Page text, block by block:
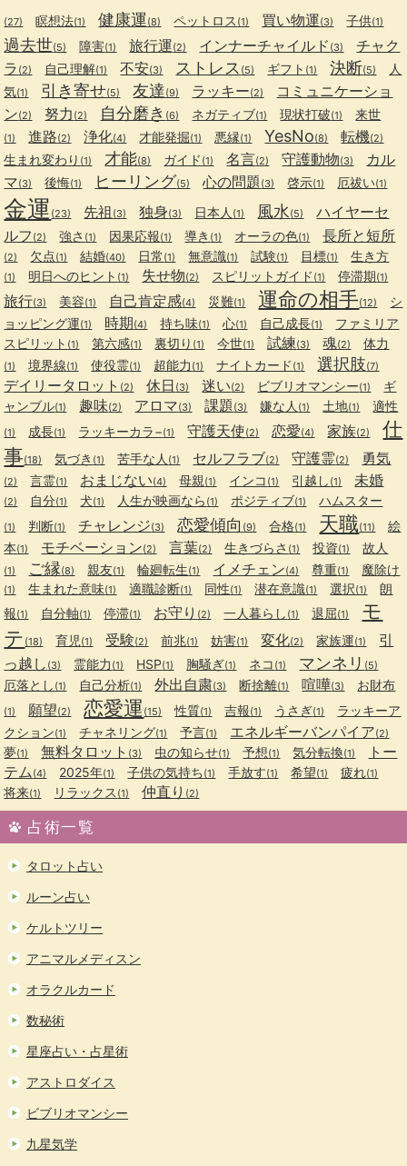
(27) 瞑想法(1) 健康運(8) ペットロス (1) 買い物運(3) 子供(1)
過去世(5) 障害(1) 旅行運(2) インナーチャイルド (3)
チャク
ラ (2) 自己理解(1) 不安(3) ストレス (5) ギフト (1) 決断(5)
人
気(1) 引き寄せ(5) 友達 (9) ラッキー(2)
コミュニケーショ
ン(2) 努力 (2) 自分磨き (6) ネガティブ(1) 現状打破(1) 来世
(1) 進路(2) 浄化(4) 才能発掘(1) 悪縁(1) YesNo(8) 転機(2)
生まれ変わり (1) 才能(8) ガイド (1) 名言(2) 守護動物(3)
カル
マ(3) 後悔(1) ヒーリング(5) 心の問題(3) 啓示(1) 厄祓い(1)
金運 (23) 先祖 (3) 独身(3) 日本人 (1) 風水(5)
ハイヤーセ
ルフ (2) 強さ (1) 因果応報(1) 導き (1) オーラの色(1) 長所と短所
(2) 欠点(1) 結婚(40) 日常 (1) 無意識(1) 試験(1) 目標(1) 生き方
(1) 明日へのヒント (1) 失せ物(2) スピリットガイド (1) 停滞期(1)
旅行(3) 美容(1) 自己肯定感(4) 災難(1) 運命の相手(12)
シ
ョッピング運(1) 時期(4) 持ち味(1) 心(1) 自己成長(1)
ファミリア
スピリット (1) 第六感(1) 裏切り (1) 今世(1) 試練(3) 魂(2) 体力
(1) 境界線(1) 使役霊(1) 超能力 (1) ナイトカード (1) 選択肢(7)
デイリータロット (2) 休日 (3) 迷い(2) ビブリオマンシー(1)
ギ
ャンブル(1) 趣味(2) アロマ(3) 課題(3) 嫌な人 (1) 土地(1) 適性
(1) 成長(1) ラッキーカラ−(1) 守護天使(2) 恋愛(4) 家族(2)
仕
事(18) 気づき (1) 苦手な人 (1) セルフラブ(2) 守護霊(2) 勇気
(2) 言霊(1) おまじない(4) 母親(1) インコ (1) 引越し (1) 未婚
(2) 自分(1) 犬(1) 人生が映画なら (1) ポジティブ(1) ハムスター
(1) 判断(1) チャレンジ(3) 恋愛傾向 (9) 合格(1) 天職(11)
絵
本(1) モチベーション(2) 言葉(2) 生きづらさ (1) 投資(1) 故人
(1) ご縁(8) 親友(1) 輪廻転生(1) イメチェン(4) 尊重(1) 魔除け
(1) 生まれた意味(1) 適職診断(1) 同性(1) 潜在意識(1) 選択(1)
朗
報(1) 自分軸(1) 停滞(1) お守り (2) 一人暮らし (1) 退屈(1)
モ
テ (18) 育児 (1) 受験(2) 前兆(1) 妨害(1) 変化(2) 家族運(1)
引
っ越し (3) 霊能力 (1) HSP(1) 胸騒ぎ(1) ネコ (1) マンネリ (5)
厄落とし (1) 自己分析(1) 外出自粛(3) 断捨離(1) 喧嘩(3) お財布
(1) 願望(2) 恋愛運 (15) 性質(1) 吉報(1) うさぎ(1)
ラッキーア
クション(1) チャネリング(1) 予言(1) エネルギーバンパイア(2)
夢(1) 無料タロット (3) 虫の知らせ(1) 予想(1) 気分転換(1)
トー
テム(4) 2025年(1) 子供の気持ち(1) 手放す(1) 希望(1) 疲れ(1)
将来(1) リラックス (1) 仲直り (2)
占術一覧
タロット占い
ルーン占い
ケルトツリー
アニマルメディスン
オラクルカード
数秘術
星座占い・占星術
アストロダイス
ビブリオマンシー
九星気学